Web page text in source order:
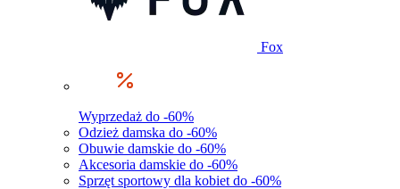
Fox
Wyprzedaż do -60%
Odzież damska do -60%
Obuwie damskie do -60%
Akcesoria damskie do -60%
Sprzęt sportowy dla kobiet do -60%